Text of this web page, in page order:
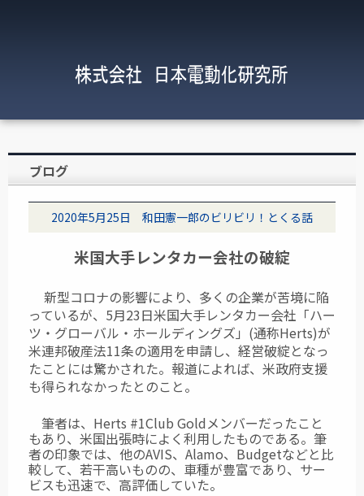
ブログ
2020年5月25日 和田憲一郎のビリビリ！とくる話
米国大手レンタカー会社の破綻
新型コロナの影響により、多くの企業が苦境に陥
っているが、5月23日米国大手レンタカー会社「ハー
ツ・グローバル・ホールディングズ」(通称Herts)が
米連邦破産法11条の適用を申請し、経営破綻となっ
たことには驚かされた。報道によれば、米政府支援
も得られなかったとのこと。
筆者は、Herts #1Club Goldメンバーだったこと
もあり、米国出張時によく利用したものである。筆
者の印象では、他のAVIS、Alamo、Budgetなどと比
較して、若干高いものの、車種が豊富であり、サー
ビスも迅速で、高評価していた。